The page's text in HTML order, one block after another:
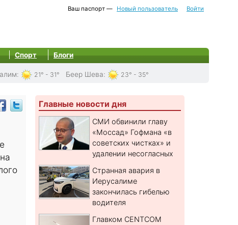
Ваш паспорт — Новый пользователь Войти
Спорт Блоги
: 21° - 31° Беер Шева: 23° - 35°
Главные новости дня
СМИ обвинили главу
«Моссад» Гофмана «в
советских чистках» и
удалении несогласных
Странная авария в
Иерусалиме
закончилась гибелью
водителя
Главком CENTCOM